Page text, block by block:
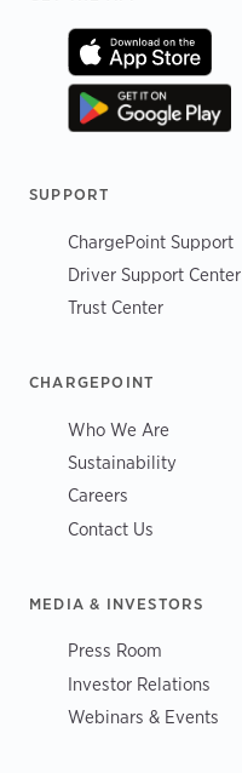
SUPPORT
ChargePoint Support
Driver Support Center
Trust Center
CHARGEPOINT
Who We Are
Sustainability
Careers
Contact Us
MEDIA & INVESTORS
Press Room
Investor Relations
Webinars & Events